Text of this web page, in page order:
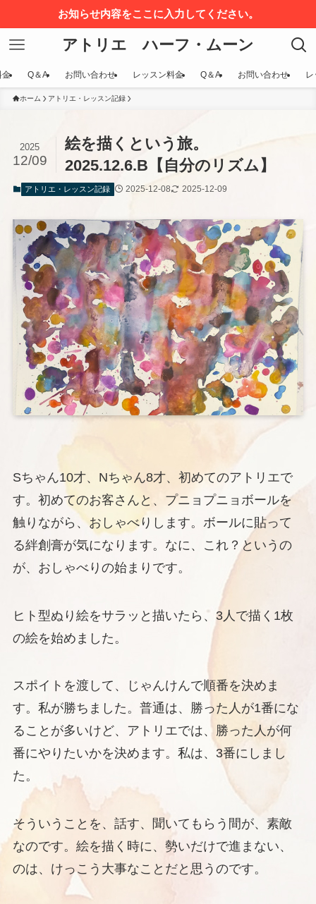
お知らせ内容をここに入力してください。
アトリエ ハーフ・ムーン
金 Q＆A お問い合わせ レッスン料金 Q＆A お問い合わせ レ
ホーム アトリエ・レッスン記録
絵を描くという旅。
2025.12.6.B【自分のリズム】
2025
12/09
アトリエ・レッスン記録 2025-12-08 2025-12-09
Sちゃん10才、Nちゃん8才、初めてのアトリエで
す。初めてのお客さんと、プニョプニョボールを
触りながら、おしゃべりします。ボールに貼って
る絆創膏が気になります。なに、これ？というの
が、おしゃべりの始まりです。
ヒト型ぬり絵をサラッと描いたら、3人で描く1枚
の絵を始めました。
スポイトを渡して、じゃんけんで順番を決めま
す。私が勝ちました。普通は、勝った人が1番にな
ることが多いけど、アトリエでは、勝った人が何
番にやりたいかを決めます。私は、3番にしまし
た。
そういうことを、話す、聞いてもらう間が、素敵
なのです。絵を描く時に、勢いだけで進まない、
のは、けっこう大事なことだと思うのです。